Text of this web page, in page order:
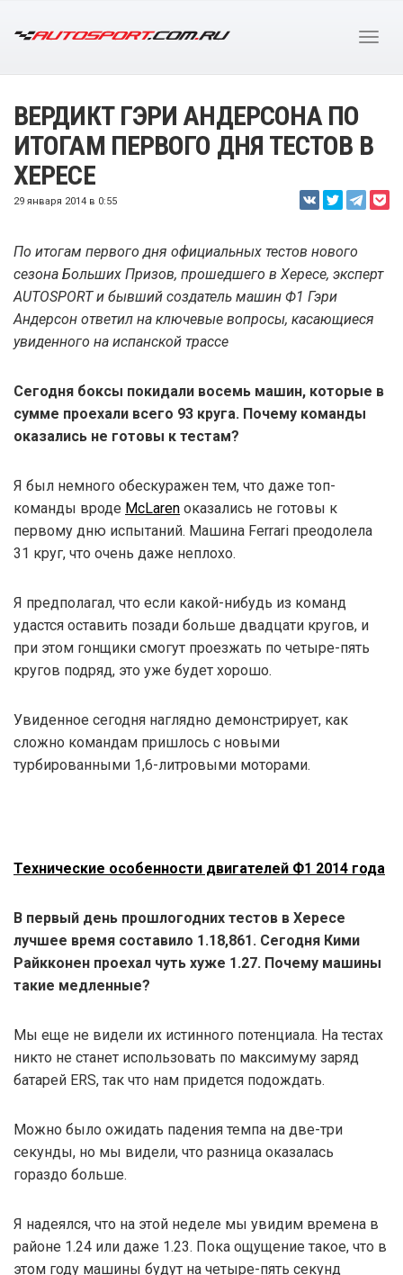
ВЕРДИКТ ГЭРИ АНДЕРСОНА ПО
ИТОГАМ ПЕРВОГО ДНЯ ТЕСТОВ В
ХЕРЕСЕ
29 января 2014 в 0:55
По итогам первого дня официальных тестов нового
сезона Больших Призов, прошедшего в Хересе, эксперт
AUTOSPORT и бывший создатель машин Ф1 Гэри
Андерсон ответил на ключевые вопросы, касающиеся
увиденного на испанской трассе
Сегодня боксы покидали восемь машин, которые в
сумме проехали всего 93 круга. Почему команды
оказались не готовы к тестам?
Я был немного обескуражен тем, что даже топ-
команды вроде McLaren оказались не готовы к
первому дню испытаний. Машина Ferrari преодолела
31 круг, что очень даже неплохо.
Я предполагал, что если какой-нибудь из команд
удастся оставить позади больше двадцати кругов, и
при этом гонщики смогут проезжать по четыре-пять
кругов подряд, это уже будет хорошо.
Увиденное сегодня наглядно демонстрирует, как
сложно командам пришлось с новыми
турбированными 1,6-литровыми моторами.
Технические особенности двигателей Ф1 2014 года
В первый день прошлогодних тестов в Хересе
лучшее время составило 1.18,861. Сегодня Кими
Райкконен проехал чуть хуже 1.27. Почему машины
такие медленные?
Мы еще не видели их истинного потенциала. На тестах
никто не станет использовать по максимуму заряд
батарей ERS, так что нам придется подождать.
Можно было ожидать падения темпа на две-три
секунды, но мы видели, что разница оказалась
гораздо больше.
Я надеялся, что на этой неделе мы увидим времена в
районе 1.24 или даже 1.23. Пока ощущение такое, что в
этом году машины будут на четыре-пять секунд